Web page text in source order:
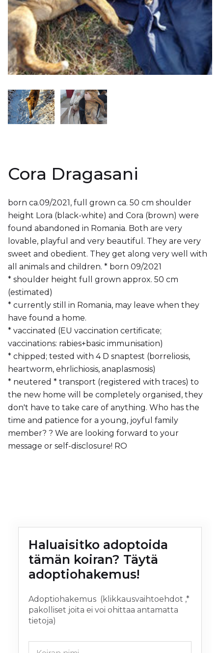
Cora Dragasani
born ca.09/2021, full grown ca. 50 cm shoulder
height Lora (black-white) and Cora (brown) were
found abandoned in Romania. Both are very
lovable, playful and very beautiful. They are very
sweet and obedient. They get along very well with
all animals and children. * born 09/2021
* shoulder height full grown approx. 50 cm
(estimated)
* currently still in Romania, may leave when they
have found a home.
* vaccinated (EU vaccination certificate;
vaccinations: rabies+basic immunisation)
* chipped; tested with 4 D snaptest (borreliosis,
heartworm, ehrlichiosis, anaplasmosis)
* neutered * transport (registered with traces) to
the new home will be completely organised, they
don't have to take care of anything. Who has the
time and patience for a young, joyful family
member? ? We are looking forward to your
message or self-disclosure! RO
tämän koiran? Täytä
adoptiohakemus!
Adoptiohakemus (klikkausvaihtoehdot ,*
pakolliset joita ei voi ohittaa antamatta
tietoja)